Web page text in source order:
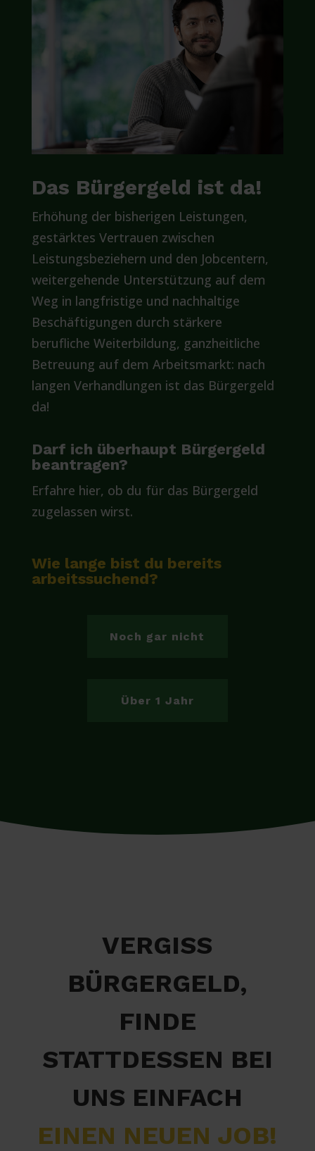
Das Bürgergeld ist da!
Erhöhung der bisherigen Leistungen,
gestärktes Vertrauen zwischen
Leistungsbeziehern und den Jobcentern,
weitergehende Unterstützung auf dem
Weg in langfristige und nachhaltige
Beschäftigungen durch stärkere
berufliche Weiterbildung, ganzheitliche
Betreuung auf dem Arbeitsmarkt: nach
langen Verhandlungen ist das Bürgergeld
da!
Darf ich überhaupt Bürgergeld
beantragen?
Erfahre hier, ob du für das Bürgergeld
zugelassen wirst.
Wie lange bist du bereits
arbeitssuchend?
Noch gar nicht
Über 1 Jahr
VERGISS
BÜRGERGELD,
FINDE
STATTDESSEN BEI
UNS EINFACH
EINEN NEUEN JOB!